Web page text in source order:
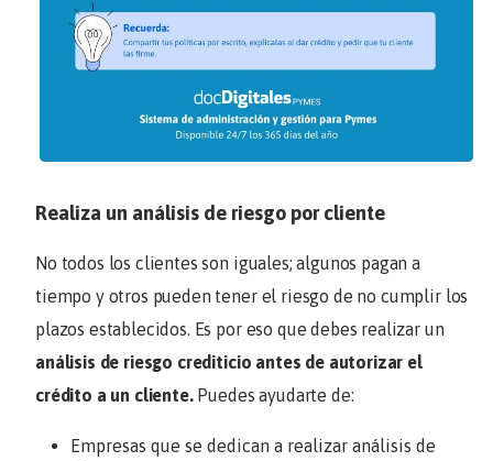
Realiza un análisis de riesgo por cliente
No todos los clientes son iguales; algunos pagan a
tiempo y otros pueden tener el riesgo de no cumplir los
plazos establecidos. Es por eso que debes realizar un
análisis de riesgo crediticio antes de autorizar el
crédito a un cliente. Puedes ayudarte de:
Empresas que se dedican a realizar análisis de